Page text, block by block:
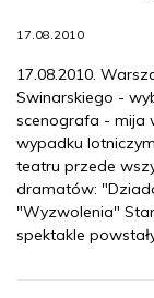
17.08.2010
17.08.2010.
Swinarskiego -
scenografa - mija
wypadku
teatru przede
dramatów:
"Wyzwolenia"
spektakle